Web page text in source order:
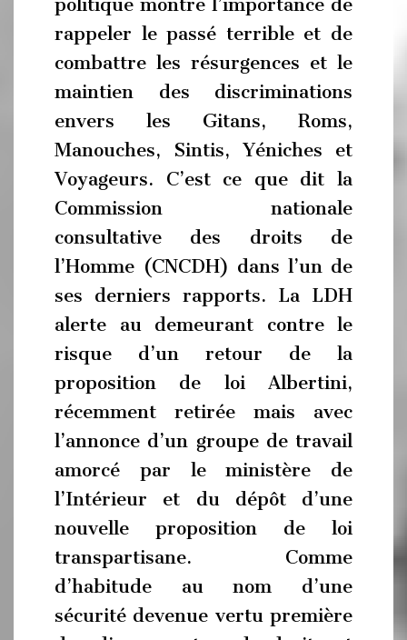
politique montre l’importance de
rappeler le passé terrible et de
combattre les résurgences et le
maintien des discriminations
envers les Gitans, Roms,
Manouches, Sintis, Yéniches et
Voyageurs. C’est ce que dit la
Commission nationale
consultative des droits de
l’Homme (CNCDH) dans l’un de
ses derniers rapports. La LDH
alerte au demeurant contre le
risque d’un retour de la
proposition de loi Albertini,
récemment retirée mais avec
l’annonce d’un groupe de travail
amorcé par le ministère de
l’Intérieur et du dépôt d’une
nouvelle proposition de loi
transpartisane. Comme
d’habitude au nom d’une
sécurité devenue vertu première